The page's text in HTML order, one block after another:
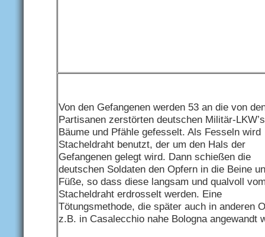
Von den Gefangenen werden 53 an die von
Partisanen zerstörten deutschen Militär-
Bäume und Pfähle gefesselt. Als Fesseln wird
Stacheldraht benutzt, der um den Hals der
Gefangenen gelegt wird. Dann schießen die
deutschen Soldaten den Opfern in die Beine
Füße, so dass diese langsam und qualvoll
Stacheldraht erdrosselt werden. Eine
Tötungsmethode, die später auch in anderen
z.B. in Casalecchio nahe Bologna angewandt